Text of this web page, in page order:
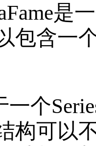
是
包含一
一个
构可以